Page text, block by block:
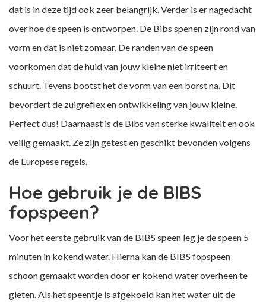
dat is in deze tijd ook zeer belangrijk. Verder is er nagedacht
over hoe de speen is ontworpen. De Bibs spenen zijn rond van
vorm en dat is niet zomaar. De randen van de speen
voorkomen dat de huid van jouw kleine niet irriteert en
schuurt. Tevens bootst het de vorm van een borst na. Dit
bevordert de zuigreflex en ontwikkeling van jouw kleine.
Perfect dus! Daarnaast is de Bibs van sterke kwaliteit en ook
veilig gemaakt. Ze zijn getest en geschikt bevonden volgens
de Europese regels.
Hoe gebruik je de BIBS
fopspeen?
Voor het eerste gebruik van de BIBS speen leg je de speen 5
minuten in kokend water. Hierna kan de BIBS fopspeen
schoon gemaakt worden door er kokend water overheen te
gieten. Als het speentje is afgekoeld kan het water uit de